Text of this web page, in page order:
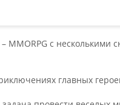
MMORPG с
главных